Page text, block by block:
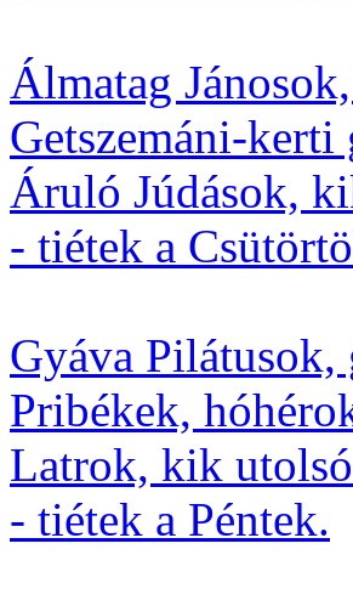
Álmatag
Getszemáni-
Áruló Júdások,
- tiétek a
Gyáva
Pribékek,
Latrok, kik
- tiétek a Péntek.